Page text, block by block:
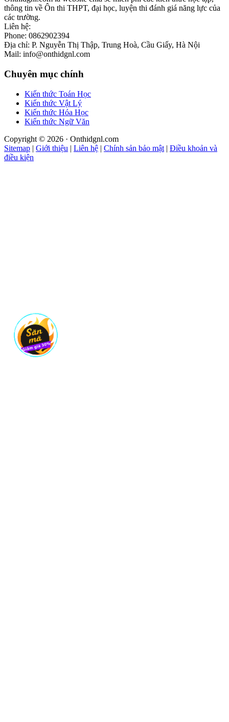
thông tin về Ôn thi THPT, đại học, luyện thi đánh giá năng lực của
các trường.
Liên hệ:
Phone: 0862902394
Địa chỉ: P. Nguyễn Thị Thập, Trung Hoà, Cầu Giấy, Hà Nội
Mail: info@onthidgnl.com
Chuyên mục chính
Kiến thức Toán Học
Kiến thức Vật Lý
Kiến thức Hóa Học
Kiến thức Ngữ Văn
Copyright © 2026 · Onthidgnl.com
Sitemap | Giới thiệu | Liên hệ | Chính sản bảo mật | Điều khoản và
điều kiện